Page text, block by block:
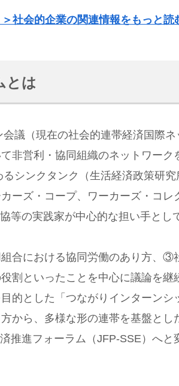
＞社会的企業の関連情報をもっと読
とは
議（現在の社会的連帯経済国際ネ
非営利・協同組織のネットワーク
シンクタンク（生活経済政策研
ーズ・コープ、ワーカーズ・コレ
等の実践家が中心的な担い手とし
合における協同労働のあり方、③
割といったことを中心に議論を継
的とした「つながりインターンシ
から、多様な形の連帯を基盤とし
推進フォーラム（JFP-SSE）へと